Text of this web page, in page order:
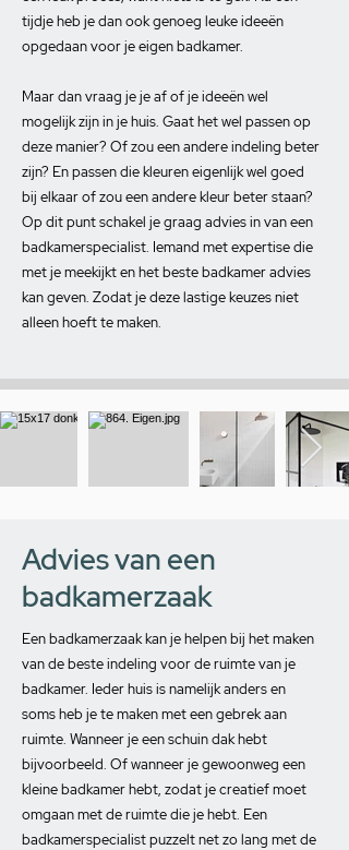
tijdje heb je dan ook genoeg leuke ideeën
opgedaan voor je eigen badkamer.
Maar dan vraag je je af of je ideeën wel
mogelijk zijn in je huis. Gaat het wel passen op
deze manier? Of zou een andere indeling beter
zijn? En passen die kleuren eigenlijk wel goed
bij elkaar of zou een andere kleur beter staan?
Op dit punt schakel je graag advies in van een
badkamerspecialist. Iemand met expertise die
met je meekijkt en het beste badkamer advies
kan geven. Zodat je deze lastige keuzes niet
alleen hoeft te maken.
Advies van een
badkamerzaak
Een badkamerzaak kan je helpen bij het maken
van de beste indeling voor de ruimte van je
badkamer. Ieder huis is namelijk anders en
soms heb je te maken met een gebrek aan
ruimte. Wanneer je een schuin dak hebt
bijvoorbeeld. Of wanneer je gewoonweg een
kleine badkamer hebt, zodat je creatief moet
omgaan met de ruimte die je hebt. Een
badkamerspecialist puzzelt net zo lang met de